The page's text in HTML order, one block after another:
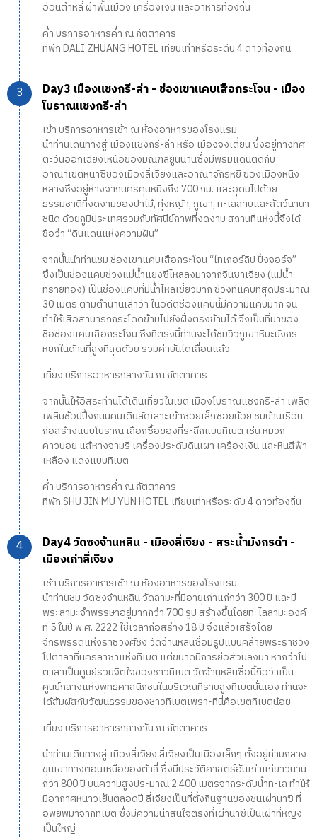
อ่อนต้าหลี่ ผ้าพื้นเมือง เครื่องเงิน และอาหารท้องถิ่น
ค่ำ บริการอาหารค่ำ ณ ภัตตาคาร
ที่พัก DALI ZHUANG HOTEL เทียบเท่าหรือระดับ 4 ดาวท้องถิ่น
Day3 เมืองแชงกรี-ล่า - ช่องเขาแคบเสือกระโจน - เมือง
โบราณแชงกรี-ล่า
เช้า บริการอาหารเช้า ณ ห้องอาหารของโรงแรม
นำท่านเดินทางสู่ เมืองแชงกรี-ล่า หรือ เมืองจงเตี้ยน ซึ่งอยู่ทางทิศ
ตะวันออกเฉียงเหนือของมณฑลยูนนานซึ่งมีพรมแดนติดกับ
อาณาเขตหนาซีของเมืองลี่เจียงและอาณาจักรหยี ของเมืองหนิง
หลางซึ่งอยู่ห่างจากนครคุนหมิงถึง 700 กม. และอุดมไปด้วย
ธรรมชาติที่งดงามของป่าไม้, ทุ่งหญ้า, ภูเขา, ทะเลสาบและสัตว์นานา
ชนิด ด้วยภูมิประเทศรวมกับทัศนีย์ภาพที่งดงาม สถานที่แห่งนี้จึงได้
ชื่อว่า “ดินแดนแห่งความฝัน”
จากนั้นนำท่านชม ช่องเขาแคบเสือกระโจน “ไทเกอร์ลิป ปิ้งจอร์จ’’
ซึ่งเป็นช่องแคบช่วงแม่น้ำแยงซีไหลลงมาจากจินซาเจียง (แม่น้ำ
ทรายทอง) เป็นช่องแคบที่มีน้ำไหลเชี่ยวมาก ช่วงที่แคบที่สุดประมาณ
30 เมตร ตามตำนานเล่าว่า ในอดีตช่องแคบนี้มีความแคบมาก จน
ทำให้เสือสามารถกระโดดข้ามไปยังฝั่งตรงข้ามได้ จึงเป็นที่มาของ
ชื่อช่องแคบเสือกระโจน ซึ่งที่ตรงนี้ท่านจะได้ชมวิวภูเขาหิมะมังกร
หยกในด้านที่สูงที่สุดด้วย รวมค่าบันไดเลื่อนแล้ว
เที่ยง บริการอาหารกลางวัน ณ ภัตตาคาร
จากนั้นให้อิสระท่านได้เดินเที่ยวในเขต เมืองโบราณแชงกรี-ล่า เพลิด
เพลินช้อปปิ้งถนนคนเดินลัดเลาะเข้าซอยเล็กซอยน้อย ชมบ้านเรือน
ก่อสร้างแบบโบราณ เลือกซื้อของที่ระลึกแบบทิเบต เช่น หมวก
คาวบอย แส้หางจามรี เครื่องประดับดินเผา เครื่องเงิน และหินสีฟ้า
เหลือง แดงแบบทิเบต
ค่ำ บริการอาหารค่ำ ณ ภัตตาคาร
ที่พัก SHU JIN MU YUN HOTEL เทียบเท่าหรือระดับ 4 ดาวท้องถิ่น
Day4 วัดซงจ้านหลิน - เมืองลี่เจียง - สระน้ำมังกรดำ -
เมืองเก่าลี่เจียง
เช้า บริการอาหารเช้า ณ ห้องอาหารของโรงแรม
นำท่านชม วัดซงจ้านหลิน วัดลามะที่มีอายุเก่าแก่กว่า 300 ปี และมี
พระลามะจำพรรษาอยู่มากกว่า 700 รูป สร้างขึ้นโดยทะไลลามะองค์
ที่ 5 ในปี พ.ศ. 2222 ใช้เวลาก่อสร้าง 18 ปี จึงแล้วเสร็จโดย
จักรพรรดิแห่งราชวงศ์ชิง วัดจ้านหลินซื่อมีรูปแบบคล้ายพระราชวัง
โปตาลาที่นครลาซาแห่งทิเบต แต่ขนาดมีการย่อส่วนลงมา หากว่าโป
ตาลาเป็นศูนย์รวมจิตใจของชาวทิเบต วัดจ้านหลินซื่อนี้ถือว่าเป็น
ศูนย์กลางแห่งพุทธศาสนิกชนในบริเวณที่ราบสูงทิเบตนั่นเอง ท่านจะ
ได้สัมผัสกับวัฒนธรรมของชาวทิเบตเพราะที่นี่คือเขตทิเบตน้อย
เที่ยง บริการอาหารกลางวัน ณ ภัตตาคาร
นำท่านเดินทางสู่ เมืองลี่เจียง ลี่เจียงเป็นเมืองเล็กๆ ตั้งอยู่ท่ามกลาง
ขุนเขาทางตอนเหนือของต้าลี่ ซึ่งมีประวัติศาสตร์อันเก่าแก่ยาวนาน
กว่า 800 ปี บนความสูงประมาณ 2,400 เมตรจากระดับน้ำทะเล ทำให้
มีอากาศหนาวเย็นตลอดปี ลี่เจียงเป็นที่ตั้งถิ่นฐานของชนเผ่านาซี ที่
อพยพมาจากทิเบต ซึ่งมีความน่าสนใจตรงที่เผ่านาซีเป็นเผ่าที่หญิง
เป็นใหญ่